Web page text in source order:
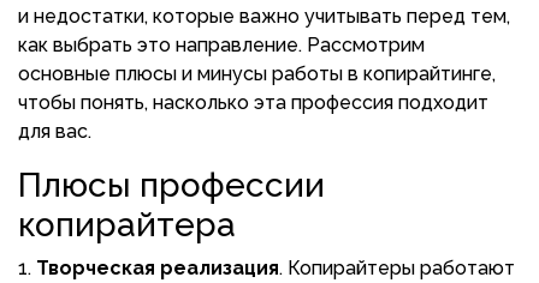
и недостатки, которые важно учитывать перед тем,
как выбрать это направление. Рассмотрим
основные плюсы и минусы работы в копирайтинге,
чтобы понять, насколько эта профессия подходит
для вас.
Плюсы профессии
копирайтера
Творческая реализация. Копирайтеры работают